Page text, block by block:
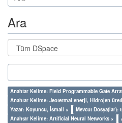
Ara
Anahtar Kelime: Field Programmable Gate
Anahtar Kelime: Jeotermal enerji, Hidrojen
Yazar: Koyuncu, İsmail ×
Mevcut Dosya(lar):
Anahtar Kelime: Artificial Neural Networks ×